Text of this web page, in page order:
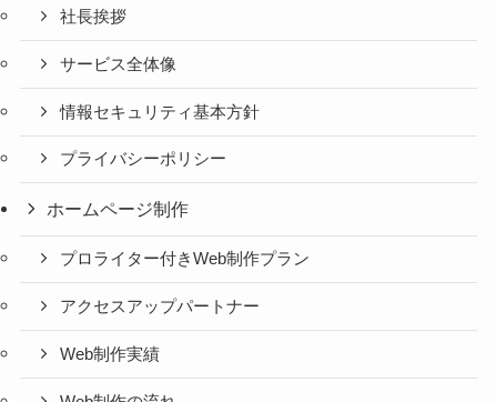
社長挨拶
サービス全体像
情報セキュリティ基本方針
プライバシーポリシー
ホームページ制作
プロライター付きWeb制作プラン
アクセスアップパートナー
Web制作実績